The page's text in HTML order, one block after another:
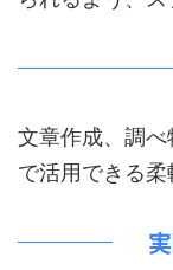
文章作成、調
で活用できる柔